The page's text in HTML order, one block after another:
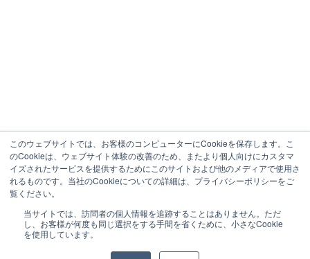
このウェブサイトでは、お客様のコンピューターにCookieを保存します。こ
のCookieは、ウェブサイト体験の改善のため、またより個人向けにカスタマ
イズされたサービスを提供するためにこのサイトおよび他のメディアで使用さ
れるものです。当社のCookieについての詳細は、プライバシーポリシーをご
覧ください。
当サイトでは、訪問者の個人情報を追跡することはありません。ただ
し、お客様が何度も同じ選択をする手間を省くために、小さなCookie
を使用しています。